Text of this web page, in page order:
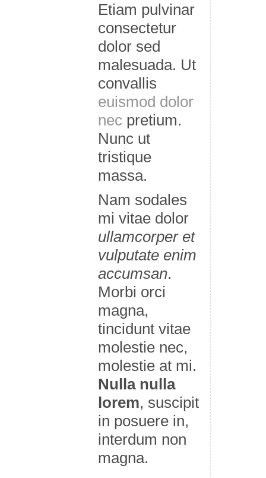
Etiam pulvinar
consectetur
dolor sed
malesuada. Ut
convallis
euismod dolor
nec pretium.
Nunc ut
tristique
massa.
Nam sodales
mi vitae dolor
ullamcorper et
vulputate enim
accumsan.
Morbi orci
magna,
tincidunt vitae
molestie nec,
molestie at mi.
Nulla nulla
lorem, suscipit
in posuere in,
interdum non
magna.